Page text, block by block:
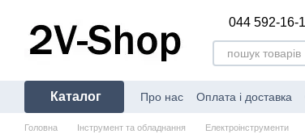
044 592-16-
Каталог Про нас Оплата і доставка
Головна Інструмент та обладнання Електроінструменти